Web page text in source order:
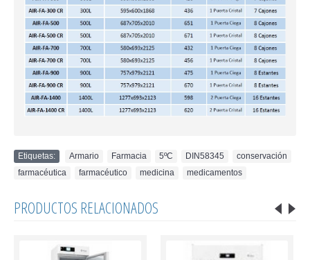
Etiquetas: Armario Farmacia 5ºC DIN58345 conservación
farmacéutica
farmacéutico medicina medicamentos
PRODUCTOS RELACIONADOS